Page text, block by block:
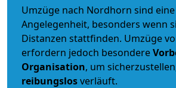
Umzüge nach Nordhorn sind
Angelegenheit, besonders wenn
Distanzen stattfinden. Umzüge
erfordern jedoch besondere
Organisation, um
reibungslosverläuft.